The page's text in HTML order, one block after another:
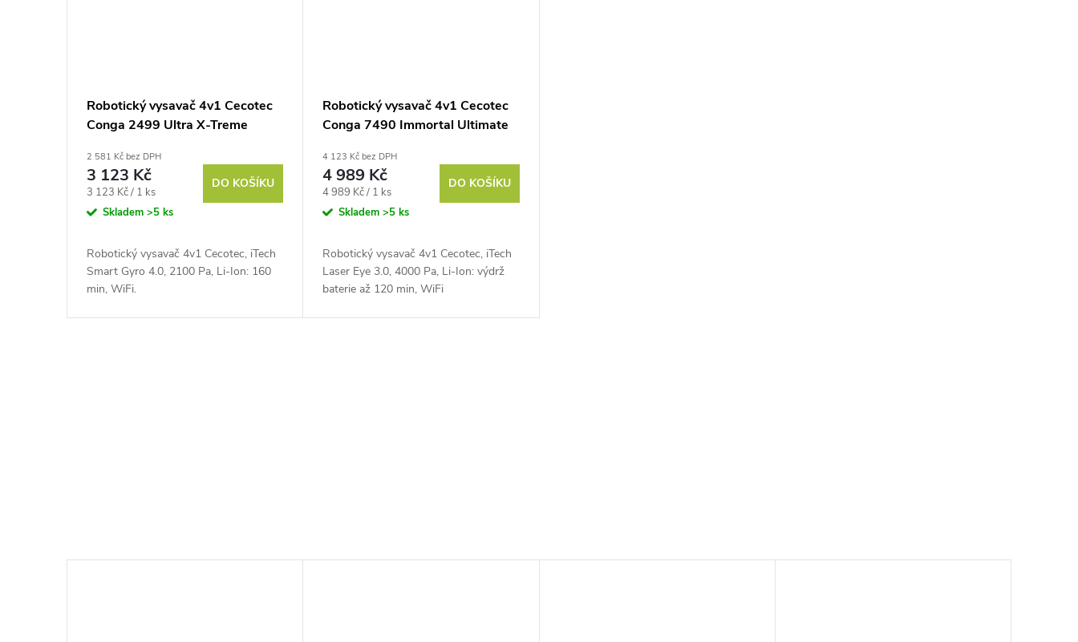
Robotický vysavač 4v1 Cecotec
Conga 2499 Ultra X-Treme
2 581 Kč bez DPH
3 123 Kč
Měrná
cena:
3 123 Kč / 1 ks
Skladem >5 ks
DO KOŠÍKU
Robotický vysavač 4v1 Cecotec, iTech
Smart Gyro 4.0, 2100 Pa, Li-Ion: 160
min, WiFi.
Robotický vysavač 4v1 Cecotec
Conga 7490 Immortal Ultimate
4 123 Kč bez DPH
4 989 Kč
Měrná
cena:
4 989 Kč / 1 ks
Skladem>5 ks
DO KOŠÍKU
Robotický vysavač 4v1 Cecotec, iTech
Laser Eye 3.0, 4000 Pa, Li-Ion: výdrž
baterie až 120 min, WiFi